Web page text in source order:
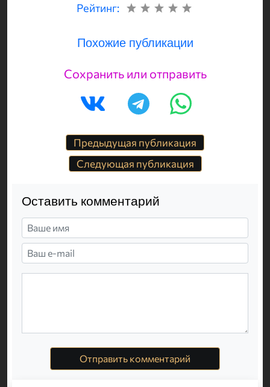
Рейтинг:
Похожие публикации
Сохранить или отправить
Предыдущая публикация
Следующая публикация
Оставить комментарий
Отправить комментарий